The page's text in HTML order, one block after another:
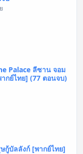
Palace ลีซาน จอม
กย์ไทย] (77 ตอนจบ)
กู้บัลลังก์ [พากย์ไทย]